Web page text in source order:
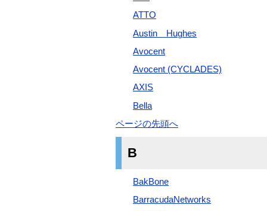
ATTO
Austin Hughes
Avocent
Avocent (CYCLADES)
AXIS
Bella
ページの先頭へ
B
BakBone
BarracudaNetworks